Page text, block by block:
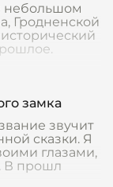
небольшом
Гродненской
замка
звучит
сказки. Я
глазами,
В прошл